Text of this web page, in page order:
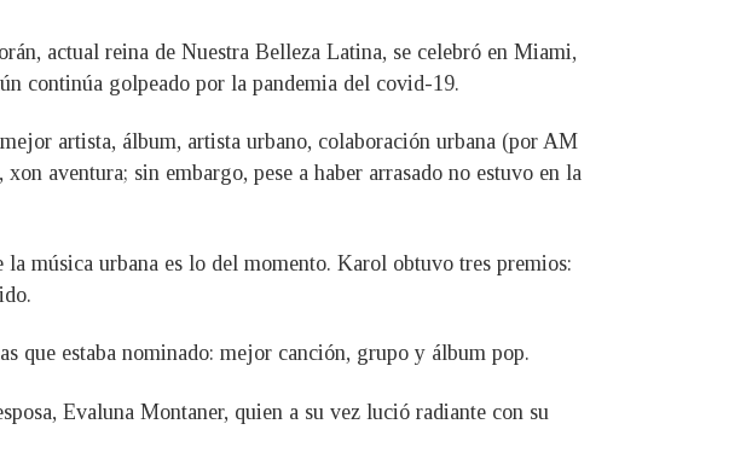
actual reina de Nuestra Belleza Latina, se celebró en Miami,
continúa golpeado por la pandemia del covid-19.
artista, álbum, artista urbano, colaboración urbana (por AM
aventura; sin embargo, pese a haber arrasado no estuvo en la
música urbana es lo del momento. Karol obtuvo tres premios:
que estaba nominado: mejor canción, grupo y álbum pop.
Evaluna Montaner, quien a su vez lució radiante con su